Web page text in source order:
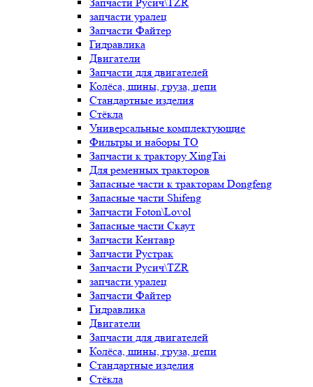
запчасти уралец
Запчасти Файтер
Гидравлика
Двигатели
Запчасти для двигателей
Колёса, шины, груза, цепи
Стандартные изделия
Стёкла
Универсальные комплектующие
Фильтры и наборы ТО
Запчасти к трактору XingTai
Для ременных тракторов
Запасные части к тракторам Dongfeng
Запасные части Shifeng
Запчасти Foton\Lovol
Запасные части Скаут
Запчасти Кентавр
Запчасти Рустрак
Запчасти Русич\TZR
запчасти уралец
Запчасти Файтер
Гидравлика
Двигатели
Запчасти для двигателей
Колёса, шины, груза, цепи
Стандартные изделия
Стёкла